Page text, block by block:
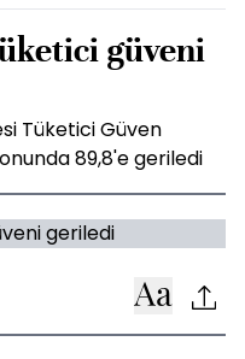
güveni
Tüketici Güven
89,8'e geriledi